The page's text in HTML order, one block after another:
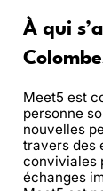
À qui
Meet5 est
personne
nouvelles
travers des
conviviales
échanges